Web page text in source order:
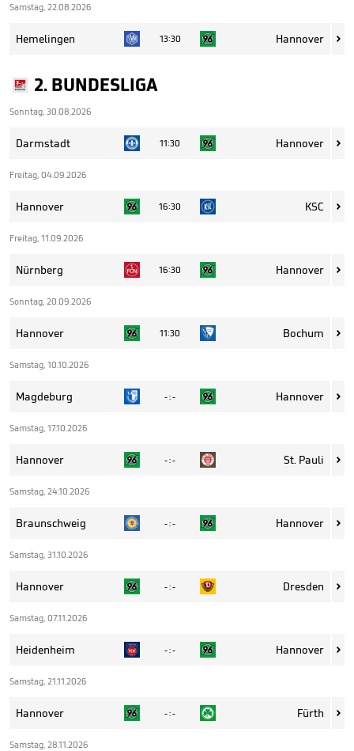
Samstag, 22.08.2026
Hemelingen 13:30 Hannover 
2. BUNDESLIGA
Sonntag, 30.08.2026
Darmstadt 11:30 Hannover 
Freitag, 04.09.2026
Hannover 16:30 KSC 
Freitag, 11.09.2026
Nürnberg 16:30 Hannover 
Sonntag, 20.09.2026
Hannover 11:30 Bochum 
Samstag, 10.10.2026
Magdeburg - : - Hannover 
Samstag, 17.10.2026
Hannover - : - St. Pauli 
Samstag, 24.10.2026
Braunschweig - : - Hannover 
Samstag, 31.10.2026
Hannover - : - Dresden 
Samstag, 07.11.2026
Heidenheim - : - Hannover 
Samstag, 21.11.2026
Hannover - : - Fürth 
Samstag, 28.11.2026